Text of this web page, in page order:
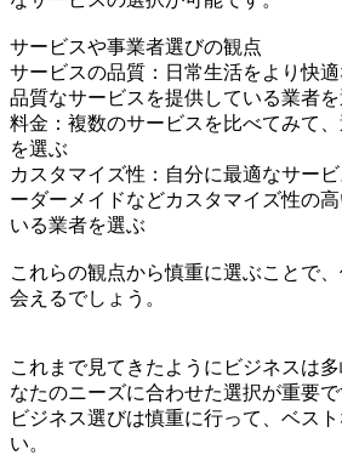
サービスや事業者選びの観点
サービスの品質：日常生活をより快
品質なサービスを提供している業者
料金：複数のサービスを比べてみて
を選ぶ
カスタマイズ性：自分に最適なサー
ーダーメイドなどカスタマイズ性の
いる業者を選ぶ
これらの観点から慎重に選ぶことで
会えるでしょう。
これまで見てきたようにビジネスは
なたのニーズに合わせた選択が重要で
ビジネス選びは慎重に行って、ベス
い。